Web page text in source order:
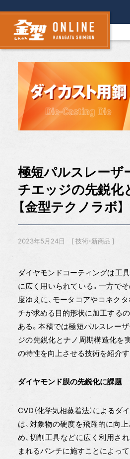
極短パルスレーザ
チエッジの先鋭化
【金型テクノラボ】
2023年5月24日 技術・新商品
ダイヤモンドコーティングは工
に広く用いられている。一方で
度ゆえに、モータコアやコネク
チが求める目的形状に加工する
ある。本稿では極短パルスレー
ジの先鋭化とナノ周期構造化を
の特性を向上させる技術を紹介す
ダイヤモンド膜の先鋭化に課題
CVD（化学気相蒸着法）によるダ
は、対象物の硬度を飛躍的に向
め、切削工具などに広く利用さ
まれるパンチに施すことによって